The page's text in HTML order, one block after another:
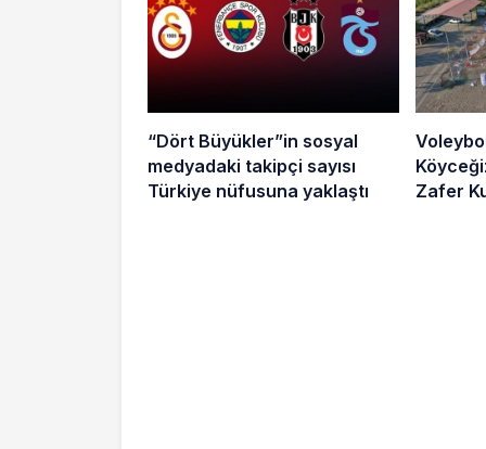
“Dört Büyükler”in sosyal
medyadaki takipçi sayısı
Türkiye nüfusuna yaklaştı
Köyceğiz’de, 4.
Zafer